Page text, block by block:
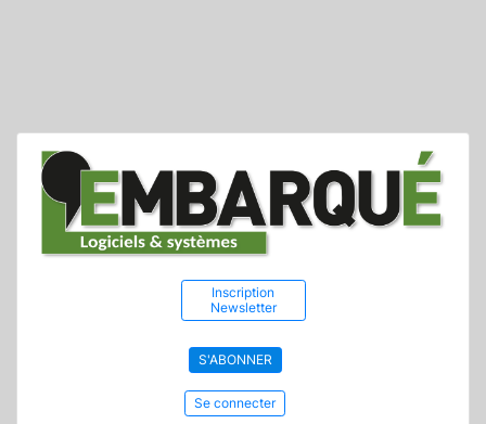
Inscription
Newsletter
S'ABONNER
Se connecter